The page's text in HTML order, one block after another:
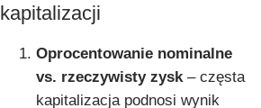
kapitalizacji
Oprocentowanie nominalne
vs. rzeczywisty zysk – częsta
kapitalizacja podnosi wynik